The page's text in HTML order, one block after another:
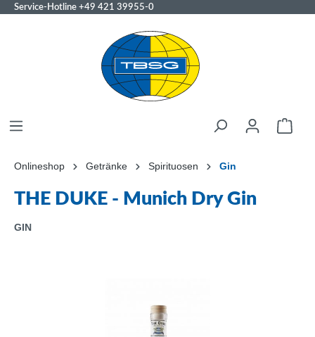
Service-Hotline +49 421 39955-0
Onlineshop Getränke Spirituosen Gin
THE DUKE - Munich Dry Gin
GIN